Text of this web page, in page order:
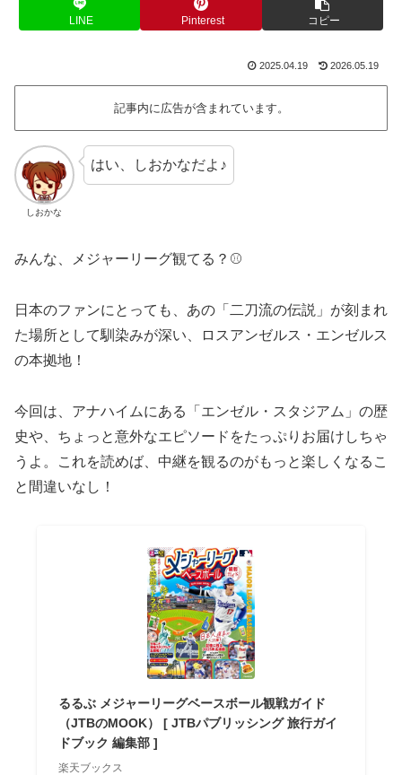
LINE Pinterest コピー
2025.04.19 2026.05.19
記事内に広告が含まれています。
しおかな
はい、しおかなだよ♪
みんな、メジャーリーグ観てる？⚾️
日本のファンにとっても、あの「二刀流の伝説」が刻まれ
た場所として馴染みが深い、ロスアンゼルス・エンゼルス
の本拠地！
今回は、アナハイムにある「エンゼル・スタジアム」の歴
史や、ちょっと意外なエピソードをたっぷりお届けしちゃ
うよ。これを読めば、中継を観るのがもっと楽しくなるこ
と間違いなし！
るるぶ メジャーリーグベースボール観戦ガイド
（JTBのMOOK） [ JTBパブリッシング 旅行ガイ
ドブック 編集部 ]
楽天ブックス